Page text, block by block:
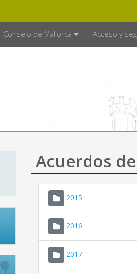
Consejo de Mallorca Acceso y
Acuerdos
2015
2016
2017